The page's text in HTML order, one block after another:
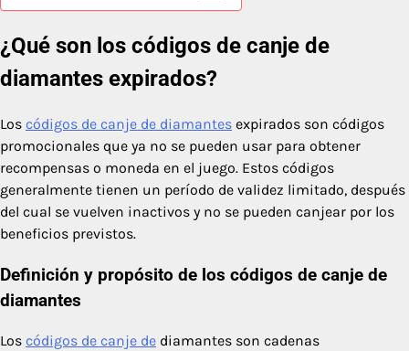
¿Qué son los códigos de canje de
diamantes expirados?
Los códigos de canje de diamantes expirados son códigos
promocionales que ya no se pueden usar para obtener
recompensas o moneda en el juego. Estos códigos
generalmente tienen un período de validez limitado, después
del cual se vuelven inactivos y no se pueden canjear por los
beneficios previstos.
Definición y propósito de los códigos de canje de
diamantes
Los códigos de canje de diamantes son cadenas